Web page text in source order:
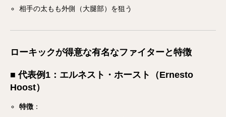
相手の太もも外側（大腿部）を狙う
ローキックが得意な有名なファイターと特徴
■ 代表例1：エルネスト・ホースト（Ernesto
Hoost）
特徴 ：